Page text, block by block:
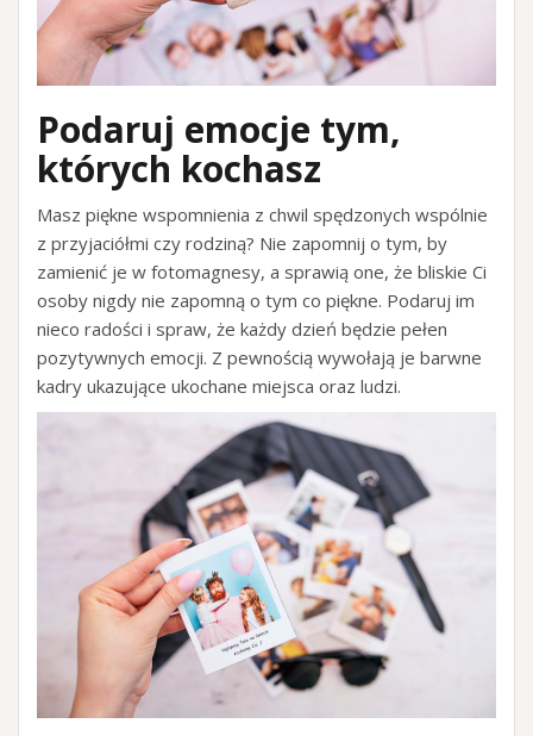
Podaruj emocje tym,
których kochasz
Masz piękne wspomnienia z chwil spędzonych wspólnie
z przyjaciółmi czy rodziną? Nie zapomnij o tym, by
zamienić je w fotomagnesy, a sprawią one, że bliskie Ci
osoby nigdy nie zapomną o tym co piękne. Podaruj im
nieco radości i spraw, że każdy dzień będzie pełen
pozytywnych emocji. Z pewnością wywołają je barwne
kadry ukazujące ukochane miejsca oraz ludzi.